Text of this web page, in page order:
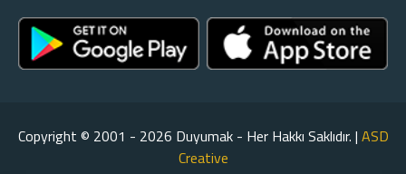
Copyright © 2001 - 2026 Duyumak - Her Hakkı Saklıdır. | ASD
Creative